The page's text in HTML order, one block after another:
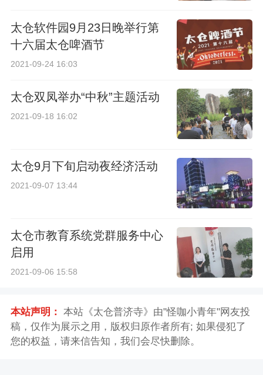
太仓软件园9月23日晚举行第
十六届太仓啤酒节
2021-09-24 16:03
太仓双凤举办“中秋”主题活动
2021-09-18 16:02
太仓9月下旬启动夜经济活动
2021-09-07 13:44
太仓市教育系统党群服务中心
启用
2021-09-06 15:58
本站声明： 本站《太仓普济寺》由"怪咖小青年"网友投
稿，仅作为展示之用，版权归原作者所有; 如果侵犯了
您的权益，请来信告知，我们会尽快删除。